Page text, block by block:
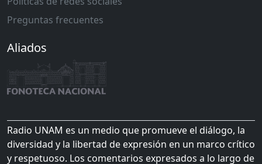
Preguntas frecuentes
Aliados
Radio UNAM es un medio que promueve el diálogo, la
diversidad y la libertad de expresión en un marco crítico
y respetuoso. Los comentarios expresados a lo largo de